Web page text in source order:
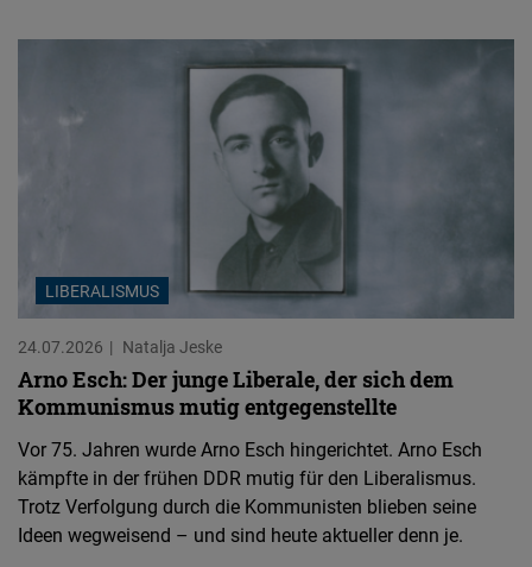
LIBERALISMUS
24.07.2026 Natalja Jeske
Arno Esch: Der junge Liberale, der sich dem
Kommunismus mutig entgegenstellte
Vor 75. Jahren wurde Arno Esch hingerichtet. Arno Esch
kämpfte in der frühen DDR mutig für den Liberalismus.
Trotz Verfolgung durch die Kommunisten blieben seine
Ideen wegweisend – und sind heute aktueller denn je.